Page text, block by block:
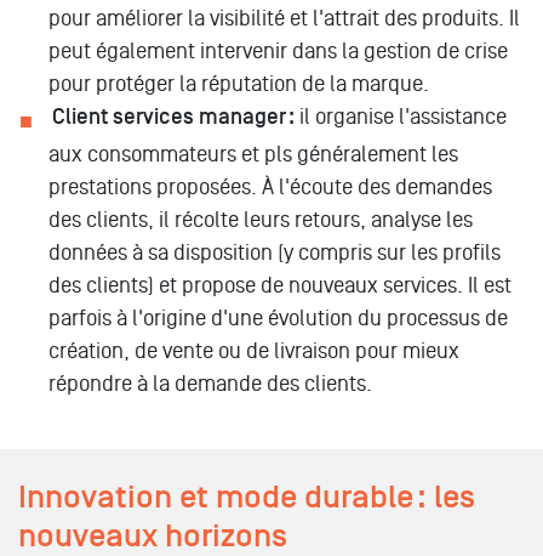
pour améliorer la visibilité et l'attrait des produits. Il
peut également intervenir dans la gestion de crise
pour protéger la réputation de la marque.
Client services manager : il organise l'assistance
aux consommateurs et pls généralement les
prestations proposées. À l'écoute des demandes
des clients, il récolte leurs retours, analyse les
données à sa disposition (y compris sur les profils
des clients) et propose de nouveaux services. Il est
parfois à l'origine d'une évolution du processus de
création, de vente ou de livraison pour mieux
répondre à la demande des clients.
Innovation et mode durable : les
nouveaux horizons